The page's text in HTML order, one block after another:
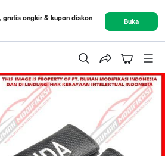
gratis ongkir & kupon diskon
Buka